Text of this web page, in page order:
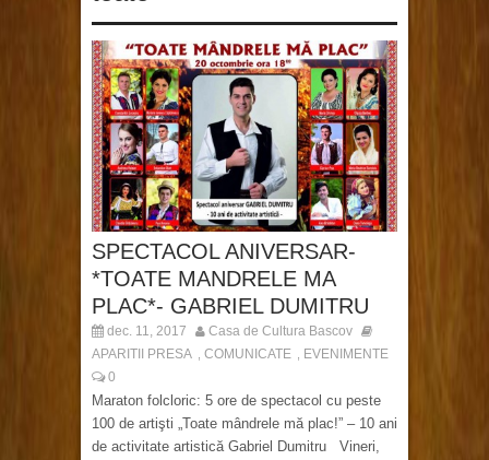
SPECTACOL ANIVERSAR-
*TOATE MANDRELE MA
PLAC*- GABRIEL DUMITRU
dec. 11, 2017
Casa de Cultura Bascov
APARITII PRESA
COMUNICATE
EVENIMENTE
0
Maraton folcloric: 5 ore de spectacol cu peste
100 de artişti „Toate mândrele mă plac!” – 10 ani
de activitate artistică Gabriel Dumitru Vineri,